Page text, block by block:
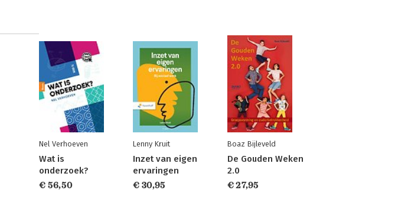
Nel Verhoeven
Wat is
onderzoek?
€ 56,50
Lenny Kruit
Inzet van eigen
ervaringen
€ 30,95
Boaz Bijleveld
De Gouden Weken
2.0
€ 27,95